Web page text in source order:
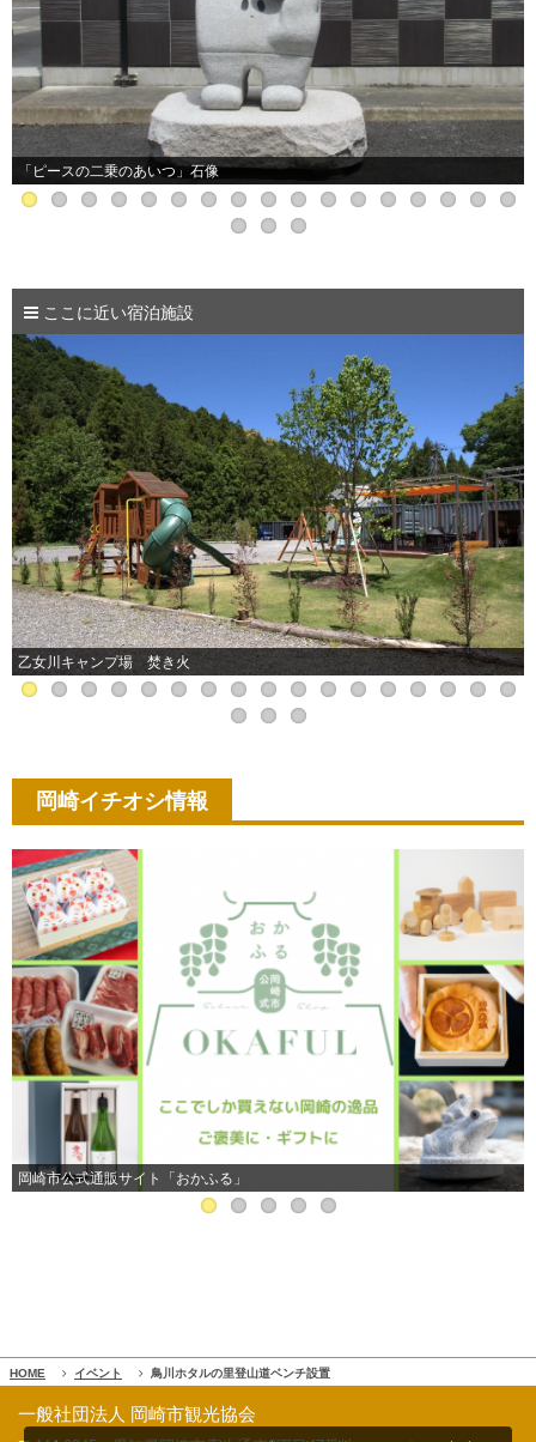
「ピースの二乗のあいつ」石像
ここに近い宿泊施設
乙女川キャンプ場 焚き火
岡崎イチオシ情報
岡崎市公式通販サイト「おかふる」
HOME イベント 鳥川ホタルの里登山道ベンチ設置
一般社団法人 岡崎市観光協会